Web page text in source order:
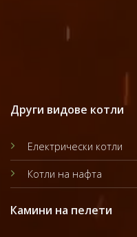
Други видове котли
Електрически котли
Котли на нафта
Камини на пелети